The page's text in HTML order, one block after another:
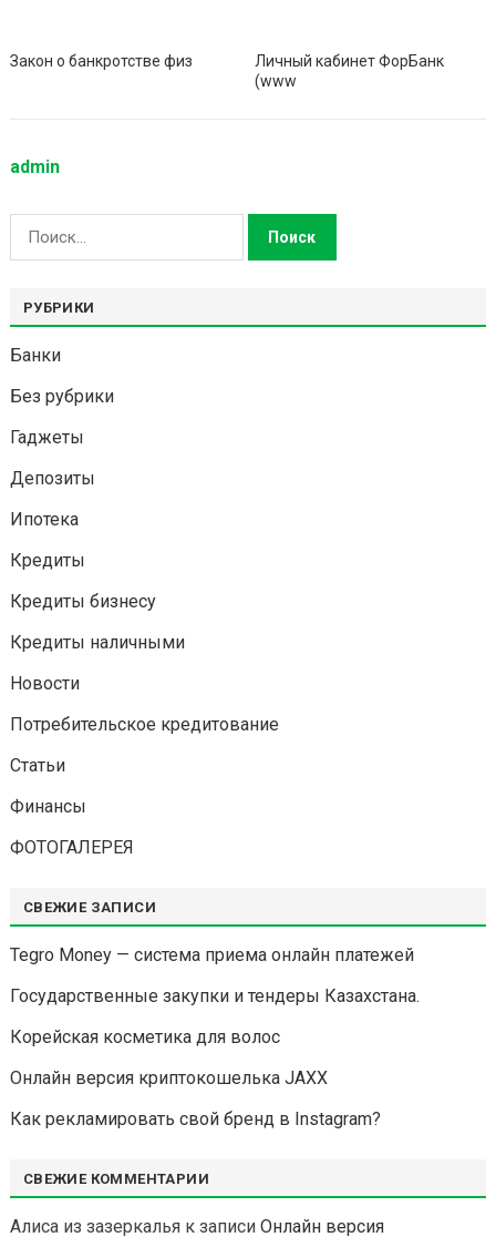
Закон о банкротстве физ
Личный кабинет ФорБанк
(www
admin
Найти:
РУБРИКИ
Банки
Без рубрики
Гаджеты
Депозиты
Ипотека
Кредиты
Кредиты бизнесу
Кредиты наличными
Новости
Потребительское кредитование
Статьи
Финансы
ФОТОГАЛЕРЕЯ
СВЕЖИЕ ЗАПИСИ
Tegro Money — система приема онлайн платежей
Государственные закупки и тендеры Казахстана.
Корейская косметика для волос
Онлайн версия криптокошелька JAXX
Как рекламировать свой бренд в Instagram?
СВЕЖИЕ КОММЕНТАРИИ
Алиса из зазеркальяк записи Онлайн версия